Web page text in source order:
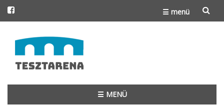
☰ menü
to
content
☰ MENÜ